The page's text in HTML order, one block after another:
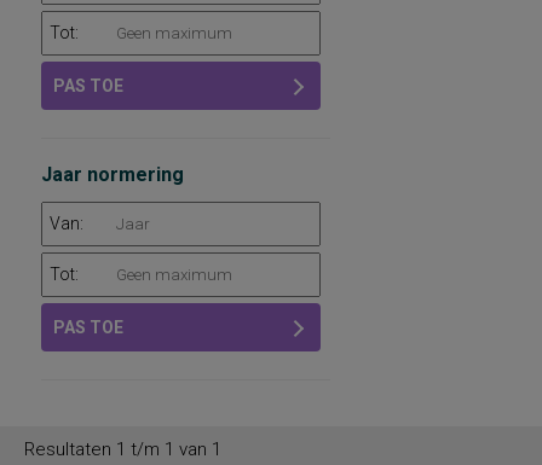
Tot:
PAS TOE
Jaar normering
Van:
Tot:
PAS TOE
Resultaten 1 t/m 1 van 1